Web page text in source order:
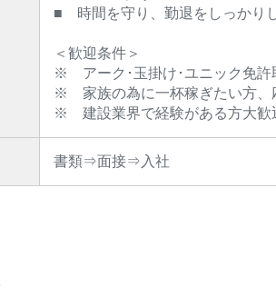
■ 時間を守り、勤退をしっかり
＜歓迎条件＞
※ アーク･玉掛け･ユニック免許
※ 家族の為に一杯稼ぎたい方、
※ 建設業界で経験がある方大歓
書類⇒面接⇒入社